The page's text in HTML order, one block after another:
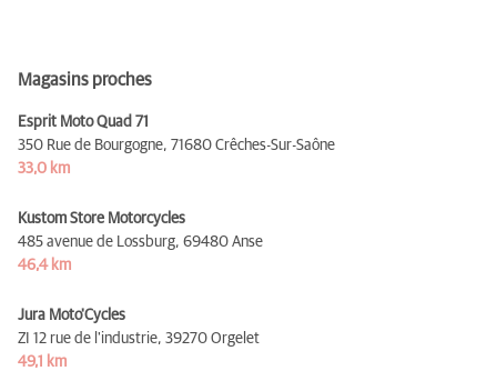
Magasins proches
Esprit Moto Quad 71
350 Rue de Bourgogne, 71680 Crêches-Sur-Saône
33,0 km
Kustom Store Motorcycles
485 avenue de Lossburg, 69480 Anse
46,4 km
Jura Moto'Cycles
ZI 12 rue de l'industrie, 39270 Orgelet
49,1 km